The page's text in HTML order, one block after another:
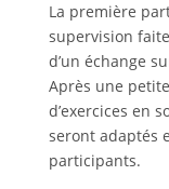
La première
supervision
d’un échange
Après une
d’exercices en
seront adaptés
participants.